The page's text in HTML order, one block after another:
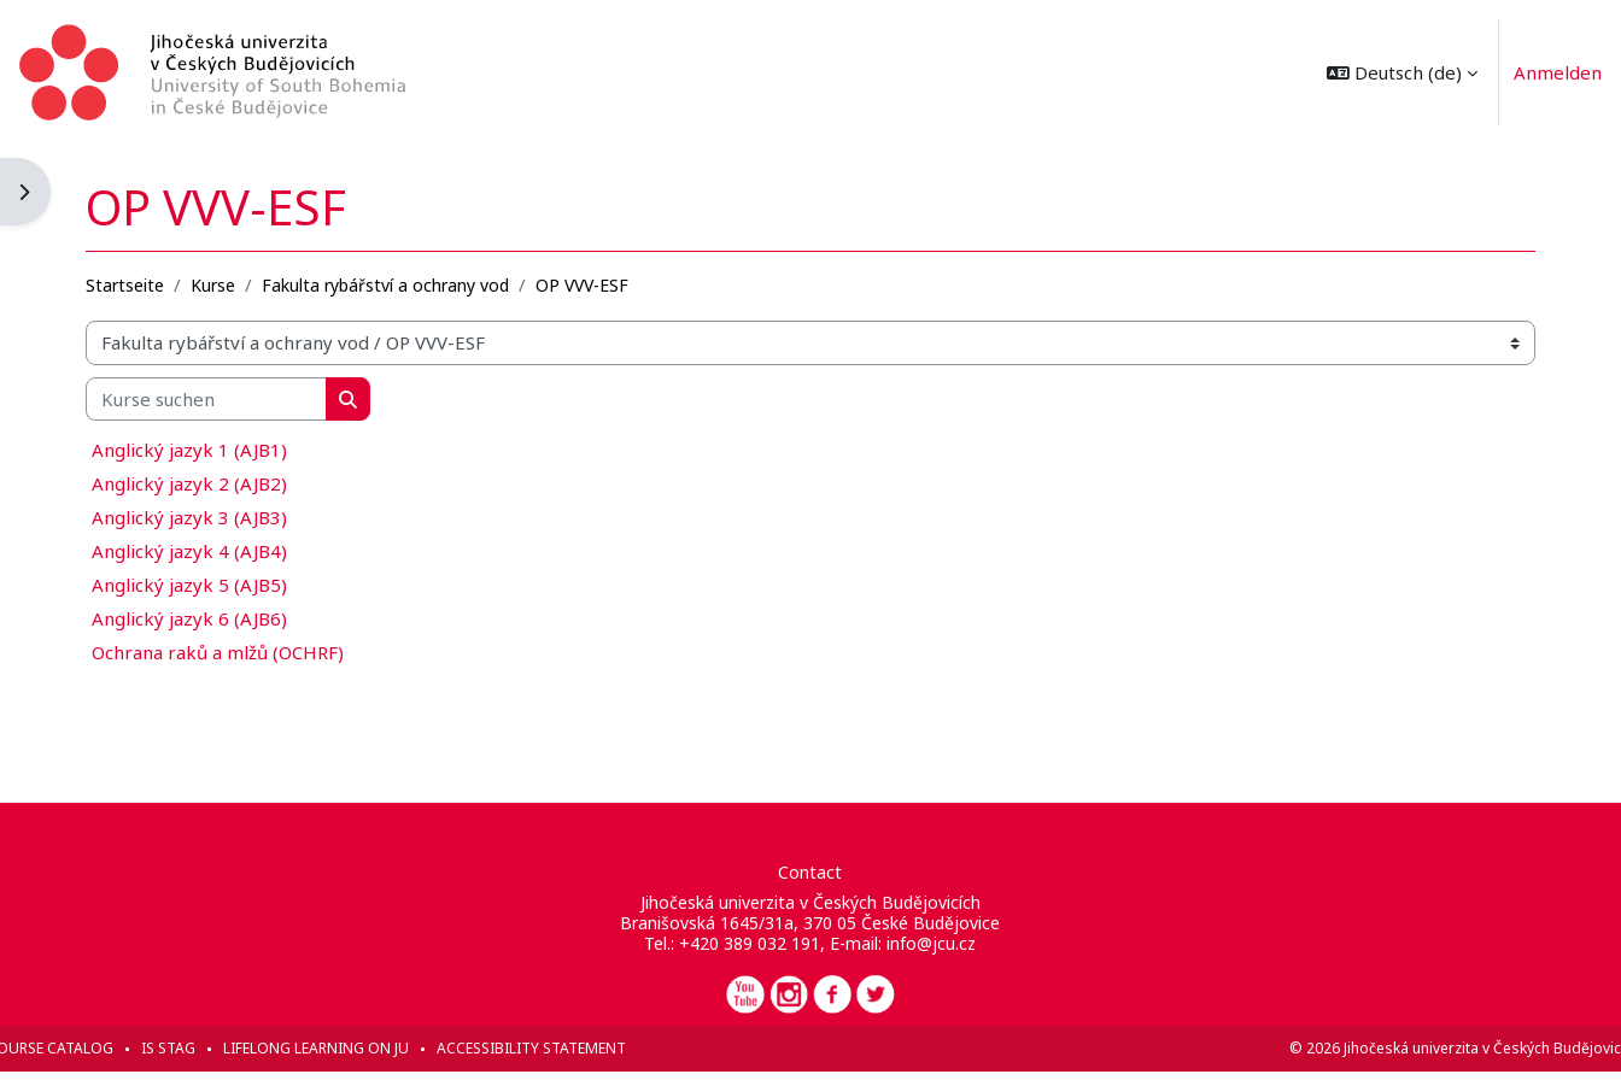
Deutsch ‎(de)‎ Anmelden
Blockleiste öffnen
OP VVV-ESF
Startseite Kurse Fakulta rybářství a ochrany vod OP VVV-ESF
Kursbereiche
Kurse suchen
Kurse suchen
Anglický jazyk 1 (AJB1)
Anglický jazyk 2 (AJB2)
Anglický jazyk 3 (AJB3)
Anglický jazyk 4 (AJB4)
Anglický jazyk 5 (AJB5)
Anglický jazyk 6 (AJB6)
Ochrana raků a mlžů (OCHRF)
Contact
Jihočeská univerzita v Českých Budějovicích
Branišovská 1645/31a, 370 05 České Budějovice
Tel.: +420 389 032 191, E-mail: info@jcu.cz
CATALOG IS STAG LIFELONG LEARNING ON JU ACCESSIBILITY STATEMENT © 2026 Jihočeská univerzita v Českých